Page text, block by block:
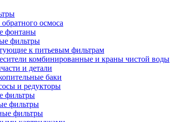
осмоса
фонтаны
фильтры
к питьевым фильтрам
комбинированные и краны чистой воды
и детали
баки
и редукторы
фильтры
фильтры
фильтры